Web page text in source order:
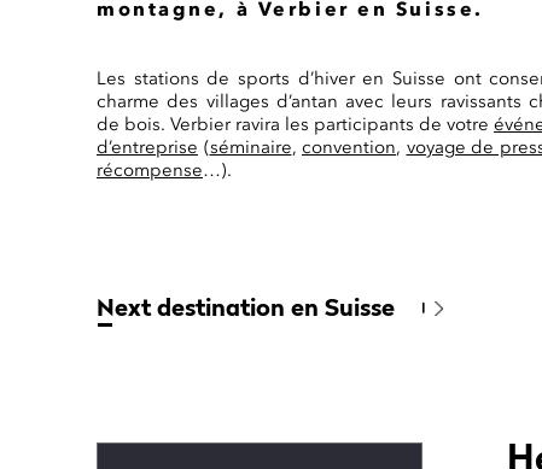
montagne, à Verbier en Suisse.
Les stations de sports d’hiver en Suisse ont
charme des villages d’antan avec leurs ravissants
de bois. Verbier ravira les participants de votre
d’entreprise (séminaire, convention, voyage de
récompense…).
Next destination en Suisse